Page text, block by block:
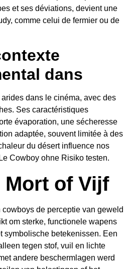
et ses déviations, devient une
comme celui de fermier ou de
dans
dans le cinéma, avec des
Ses caractéristiques
évaporation, une sécheresse
adaptée, souvent limitée à des
du désert influence nos
Cowboy ohne Risiko testen.
Mort of Vijf
cowboys de perceptie van geweld
om sterke, functionele wapens
symbolische betekenissen. Een
tegen stof, vuil en lichte
andere beschermlagen werd